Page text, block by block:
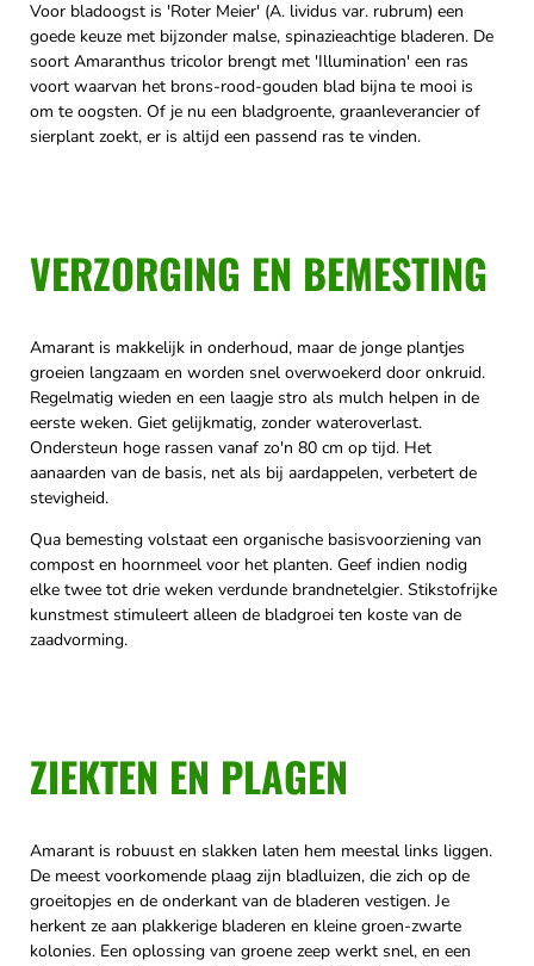
Voor bladoogst is 'Roter Meier' (A. lividus var. rubrum) een
goede keuze met bijzonder malse, spinazieachtige bladeren. De
soort Amaranthus tricolor brengt met 'Illumination' een ras
voort waarvan het brons-rood-gouden blad bijna te mooi is
om te oogsten. Of je nu een bladgroente, graanleverancier of
sierplant zoekt, er is altijd een passend ras te vinden.
VERZORGING EN BEMESTING
Amarant is makkelijk in onderhoud, maar de jonge plantjes
groeien langzaam en worden snel overwoekerd door onkruid.
Regelmatig wieden en een laagje stro als mulch helpen in de
eerste weken. Giet gelijkmatig, zonder wateroverlast.
Ondersteun hoge rassen vanaf zo'n 80 cm op tijd. Het
aanaarden van de basis, net als bij aardappelen, verbetert de
stevigheid.
Qua bemesting volstaat een organische basisvoorziening van
compost en hoornmeel voor het planten. Geef indien nodig
elke twee tot drie weken verdunde brandnetelgier. Stikstofrijke
kunstmest stimuleert alleen de bladgroei ten koste van de
zaadvorming.
ZIEKTEN EN PLAGEN
Amarant is robuust en slakken laten hem meestal links liggen.
De meest voorkomende plaag zijn bladluizen, die zich op de
groeitopjes en de onderkant van de bladeren vestigen. Je
herkent ze aan plakkerige bladeren en kleine groen-zwarte
kolonies. Een oplossing van groene zeep werkt snel, en een